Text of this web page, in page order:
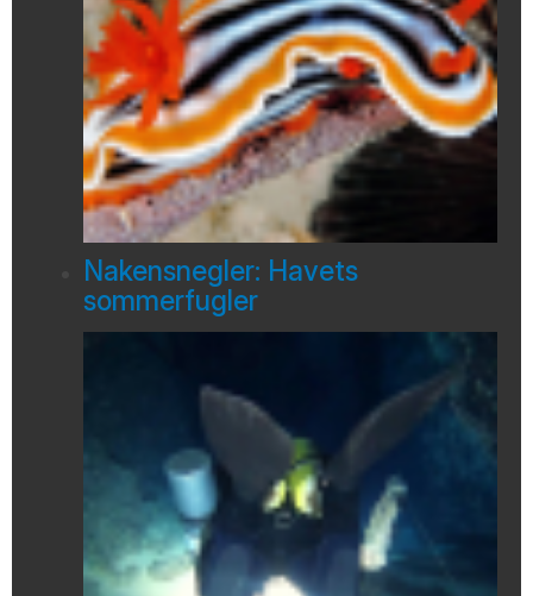
Nakensnegler: Havets
sommerfugler